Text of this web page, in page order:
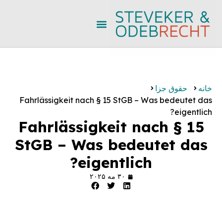
خانه
حقوق جزا
Fahrlässigkeit nach § 15 StGB – Was bedeutet das
eigentlich?
Fahrlässigkeit nach § 15
StGB – Was bedeutet das
eigentlich?
۳۰ مه ۲۰۲۵